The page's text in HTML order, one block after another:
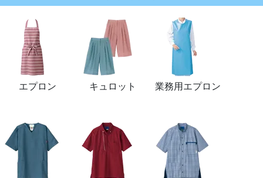
エプロン キュロット 業務用エプロン